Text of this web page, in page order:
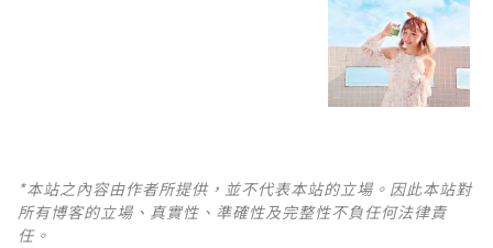
*本站之內容由作者所提供，並不代表本站的立場。因此本站對
所有博客的立場、真實性、準確性及完整性不負任何法律責
任。